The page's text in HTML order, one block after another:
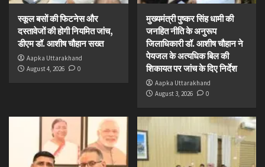
स्कूल बसों की फिटनेस और
दस्तावेजों की होगी नियमित जांच,
डीएम डॉ. आशीष चौहान सख्त
Aapka Uttarakhand
August 4, 2026
0
मुख्यमंत्री पुष्कर सिंह धामी की
जनहित नीति के अनुरूप
जिलाधिकारी डॉ. आशीष चौहान ने
पेयजल के अत्यधिक बिल की
शिकायत पर जांच के दिए निर्देश
Aapka Uttarakhand
August 3, 2026
0